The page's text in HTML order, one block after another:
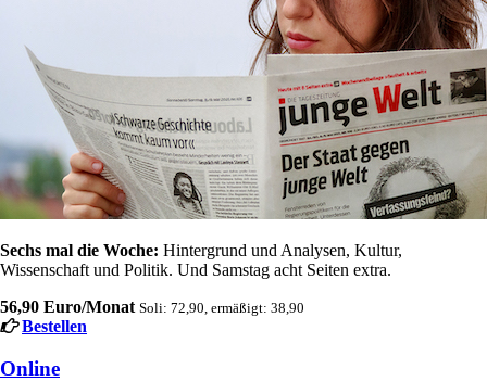
Sechs mal die Woche: Hintergrund und Analysen, Kultur,
Wissenschaft und Politik. Und Samstag acht Seiten extra.
56,90 Euro/Monat Soli: 72,90, ermäßigt: 38,90
Bestellen
Online